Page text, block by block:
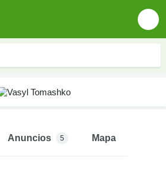
Anuncios 5 Mapa